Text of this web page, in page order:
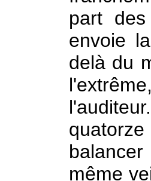
part
envoie
delà du
même